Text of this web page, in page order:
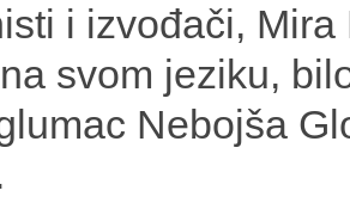
i izvođači,
svom jeziku,
Nebojša